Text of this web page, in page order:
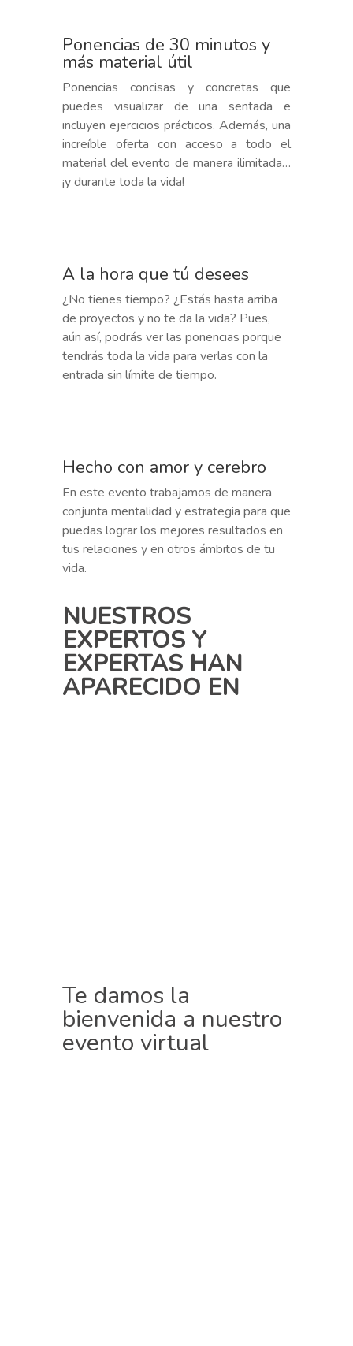
Ponencias de 30 minutos y
más material útil
Ponencias concisas y concretas que
puedes visualizar de una sentada e
incluyen ejercicios prácticos. Además, una
increíble oferta con acceso a todo el
material del evento de manera ilimitada…
¡y durante toda la vida!
A la hora que tú desees
¿No tienes tiempo? ¿Estás hasta arriba
de proyectos y no te da la vida? Pues,
aún así, podrás ver las ponencias porque
tendrás toda la vida para verlas con la
entrada sin límite de tiempo.
Hecho con amor y cerebro
En este evento trabajamos de manera
conjunta mentalidad y estrategia para que
puedas lograr los mejores resultados en
tus relaciones y en otros ámbitos de tu
vida.
NUESTROS
EXPERTOS Y
EXPERTAS HAN
APARECIDO EN